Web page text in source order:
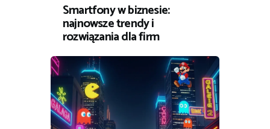
Smartfony w biznesie:
najnowsze trendy i
rozwiązania dla firm